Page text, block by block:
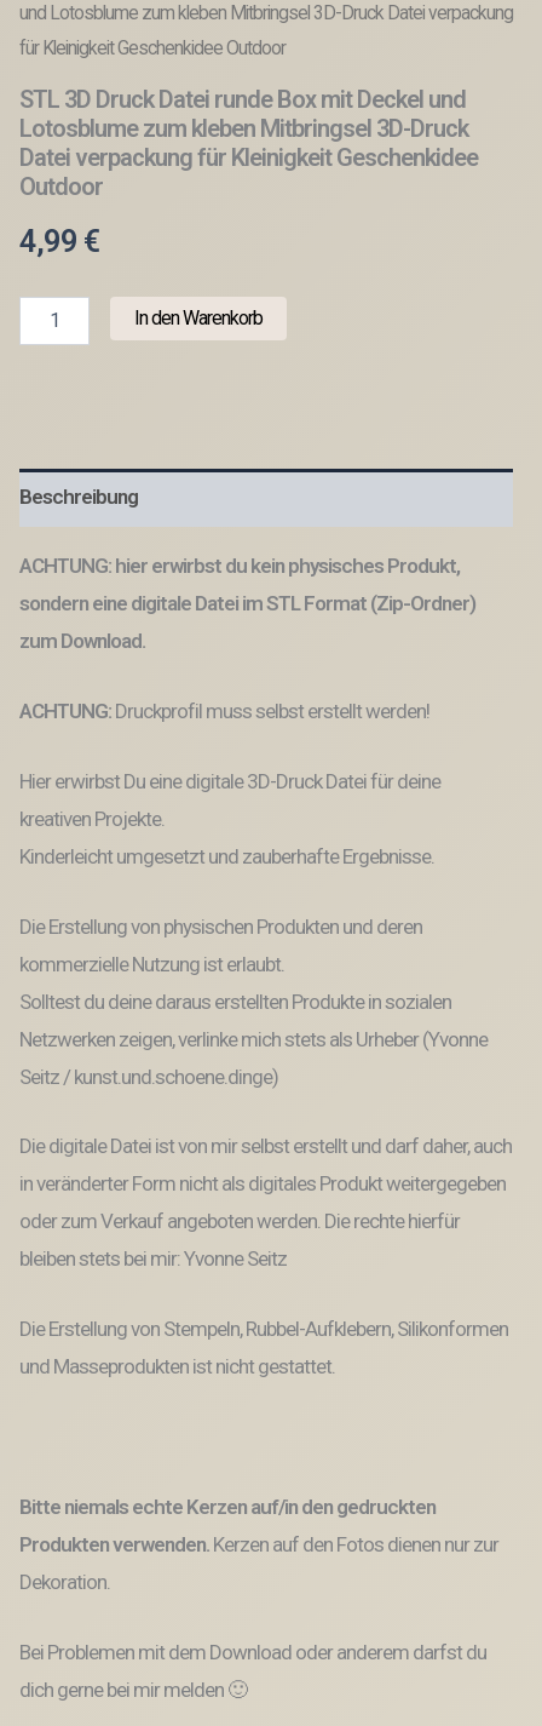
und Lotosblume zum kleben Mitbringsel 3D-Druck Datei verpackung
für Kleinigkeit Geschenkidee Outdoor
STL 3D Druck Datei runde Box mit Deckel und
Lotosblume zum kleben Mitbringsel 3D-Druck
Datei verpackung für Kleinigkeit Geschenkidee
Outdoor
4,99 €
Deckel
und
Lotosblume
kleben
Mitbringsel
Druck
für
Outdoor
Menge
In den Warenkorb
Beschreibung
ACHTUNG: hier erwirbst du kein physisches Produkt,
sondern eine digitale Datei im STL Format (Zip-Ordner)
zum Download.
ACHTUNG: Druckprofil muss selbst erstellt werden!
Hier erwirbst Du eine digitale 3D-Druck Datei für deine
kreativen Projekte.
Kinderleicht umgesetzt und zauberhafte Ergebnisse.
Die Erstellung von physischen Produkten und deren
kommerzielle Nutzung ist erlaubt.
Solltest du deine daraus erstellten Produkte in sozialen
Netzwerken zeigen, verlinke mich stets als Urheber (Yvonne
Seitz / kunst.und.schoene.dinge)
Die digitale Datei ist von mir selbst erstellt und darf daher, auch
in veränderter Form nicht als digitales Produkt weitergegeben
oder zum Verkauf angeboten werden. Die rechte hierfür
bleiben stets bei mir: Yvonne Seitz
Die Erstellung von Stempeln, Rubbel-Aufklebern, Silikonformen
und Masseprodukten ist nicht gestattet.
Bitte niemals echte Kerzen auf/in den gedruckten
Produkten verwenden. Kerzen auf den Fotos dienen nur zur
Dekoration.
Bei Problemen mit dem Download oder anderem darfst du
dich gerne bei mir melden 🙂